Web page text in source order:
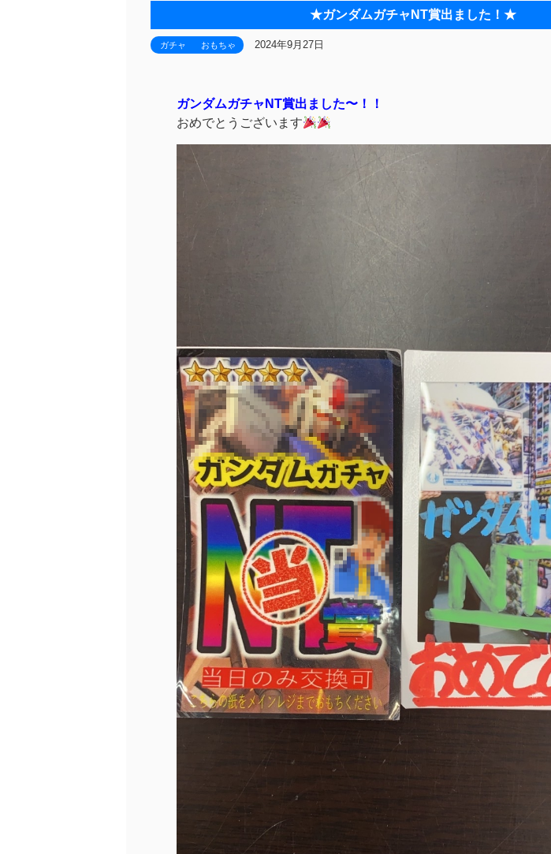
★ガンダムガチャNT賞出ました！★
ガチャ おもちゃ 2024年9月27日
ガンダムガチャNT賞出ました〜！！
おめでとうございます